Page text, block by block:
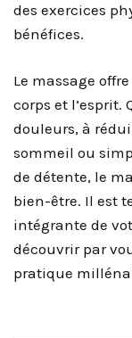
des exercices
bénéfices.
Le massage
corps et l’esprit.
douleurs, à
sommeil ou
de détente, le
bien-être. Il est
intégrante de
découvrir par
pratique